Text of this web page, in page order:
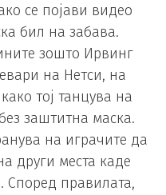
се појави видео
бил на забава.
зошто Ирвинг
на Нетси, на
тој танцува на
заштитна маска.
на играчите да
други места каде
Според правилата,